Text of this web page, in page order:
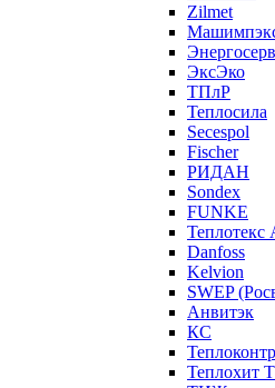
Zilmet
ЭксЭко
ТПлР
Теплосила
Secespol
Fischer
РИДАН
Sondex
FUNKE
Теплотекс
Danfoss
Kelvion
SWEP
Анвитэк
КС
Теплохит